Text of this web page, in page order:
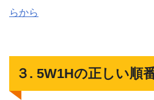
らから
３. 5W1Hの正しい順